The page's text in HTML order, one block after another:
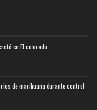
en El colorado
de marihuana durante control